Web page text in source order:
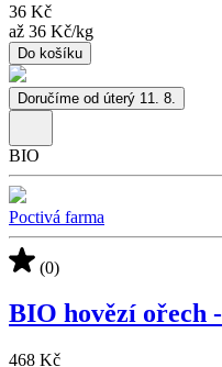
36 Kč
až 36 Kč/kg
Do košíku
Doručíme od úterý 11. 8.
BIO
Poctivá farma
(0)
BIO hovězí ořech
468 Kč